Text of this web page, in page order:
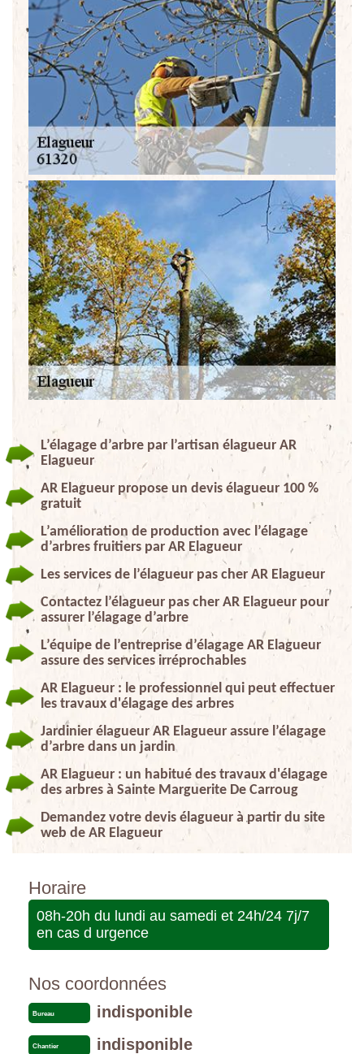
L’élagage d’arbre par l’artisan élagueur AR
Elagueur
AR Elagueur propose un devis élagueur 100 %
gratuit
L’amélioration de production avec l’élagage
d’arbres fruitiers par AR Elagueur
Les services de l’élagueur pas cher AR Elagueur
Contactez l’élagueur pas cher AR Elagueur pour
assurer l’élagage d’arbre
L’équipe de l’entreprise d’élagage AR Elagueur
assure des services irréprochables
AR Elagueur : le professionnel qui peut effectuer
les travaux d'élagage des arbres
Jardinier élagueur AR Elagueur assure l’élagage
d’arbre dans un jardin
AR Elagueur : un habitué des travaux d'élagage
des arbres à Sainte Marguerite De Carroug
Demandez votre devis élagueur à partir du site
web de AR Elagueur
Horaire
08h-20h du lundi au samedi et 24h/24 7j/7
en cas d urgence
Nos coordonnées
Bureau indisponible
Chantier indisponible